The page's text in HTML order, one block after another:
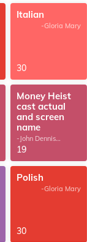
Italian
-Gloria Mary
30
Money Heist
cast actual
and screen
name
-John Dennis
G.Thomas
19
Polish
-Gloria Mary
30